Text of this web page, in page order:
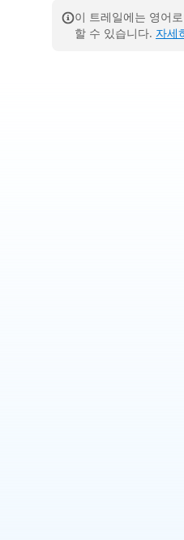
이 트레일에는 영어
할 수 있습니다. 자세